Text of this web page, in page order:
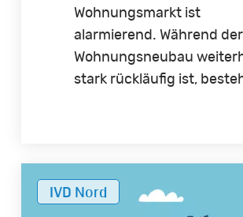
Wohnungsmarkt ist
alarmierend. Während der
Wohnungsneubau
stark rückläufig ist,
Nord-IVD Nord